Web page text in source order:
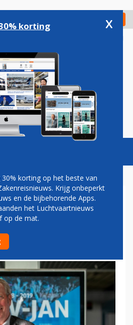
Check in
Podcasts Vacatures
KLM EN VVD
JAMMER!
korting x
korting op het beste van
Krijg onbeperkt
en de bijbehorende Apps.
het Luchtvaartnieuws
op de mat.